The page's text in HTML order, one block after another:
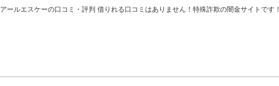
アールエスケーの口コミ・評判 借りれる口コミはありません！特殊詐欺の闇金サイトです！